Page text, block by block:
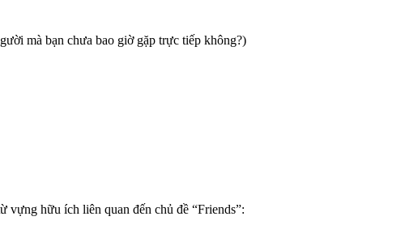
mà bạn chưa bao giờ gặp trực tiếp không?)
vựng hữu ích liên quan đến chủ đề “Friends”: